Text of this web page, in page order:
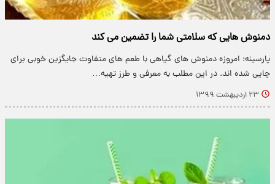
دمنوش هایی که سلامتی شما را تضمین می کند
پارسینه: امروزه دمنوش های گیاهی با طعم های متفاوت جایگزین خوبی برای
چایی شده اند. در این مطلب به معرفی و طرز تهیه…
۲۳ اردیبهشت ۱۳۹۹